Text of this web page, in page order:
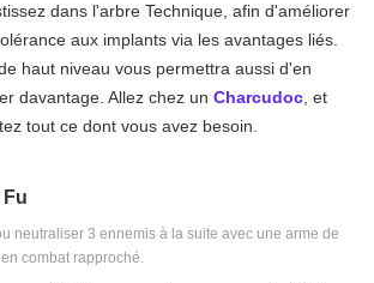
dans l'arbre Technique, afin d'améliorer
aux implants via les avantages liés.
haut niveau vous permettra aussi d'en
davantage. Allez chez un Charcudoc, et
tout ce dont vous avez besoin.
Fu
neutraliser 3 ennemis à la suite avec une arme de
combat rapproché.